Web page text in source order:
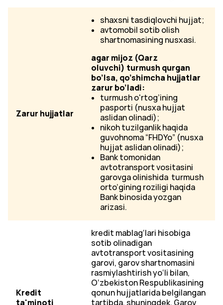
Zarur hujjatlar
shaxsni tasdiqlovchi hujjat;
avtomobil sotib olish
shartnomasining nusxasi.
agar mijoz (Qarz
oluvchi) turmush qurgan
bo’lsa, qo’shimcha hujjatlar
zarur bo’ladi:
turmush o'rtog’ining
pasporti (nusxa hujjat
aslidan olinadi);
nikoh tuzilganlik haqida
guvohnoma “FHDYo” (nusxa
hujjat aslidan olinadi);
Bank tomonidan
avtotransport vositasini
garovga olinishida turmush
orto’gining roziligi haqida
Bank binosida yozgan
arizasi.
Kredit
ta'minoti
kredit mablag‘lari hisobiga
sotib olinadigan
avtotransport vositasining
garovi, garov shartnomasini
rasmiylashtirish yo‘li bilan,
O‘zbekiston Respublikasining
qonun hujjatlarida belgilangan
tartibda, shuningdek, Garov